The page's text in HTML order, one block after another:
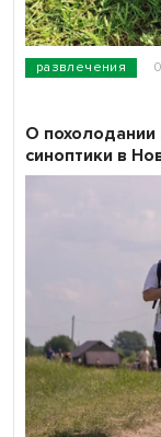
развлечения
О похолодании
синоптики в